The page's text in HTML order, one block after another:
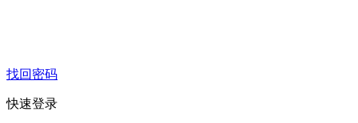
找回密码
快速登录